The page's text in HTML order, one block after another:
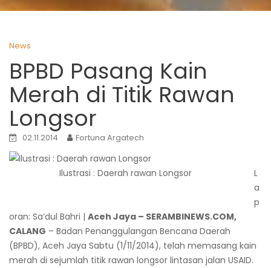
News
BPBD Pasang Kain
Merah di Titik Rawan
Longsor
02.11.2014 Fortuna Argatech
Ilustrasi : Daerah rawan Longsor
L
a
p
oran: Sa’dul Bahri | Aceh Jaya – SERAMBINEWS.COM,
CALANG – Badan Penanggulangan Bencana Daerah
(BPBD), Aceh Jaya Sabtu (1/11/2014), telah memasang kain
merah di sejumlah titik rawan longsor lintasan jalan USAID.